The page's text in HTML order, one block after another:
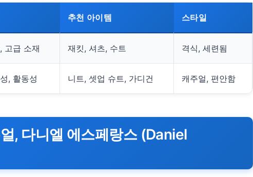
추천 아이템 스타일
고급 소재 재킷, 셔츠, 수트 격식, 세련됨
, 활동성 니트, 셋업 슈트, 가디건 캐주얼, 편안함
, 다니엘 에스페랑스 (Daniel